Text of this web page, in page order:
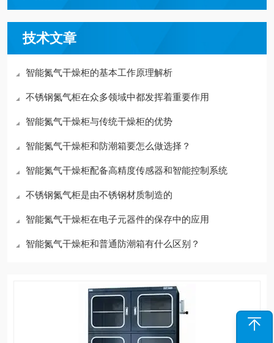
技术文章
智能氮气干燥柜的基本工作原理解析
不锈钢氮气柜在众多领域中都发挥着重要作用
智能氮气干燥柜与传统干燥柜的优势
智能氮气干燥柜和防潮箱要怎么做选择？
智能氮气干燥柜配备高精度传感器和智能控制系统
不锈钢氮气柜是由不锈钢材质制造的
智能氮气干燥柜在电子元器件的保存中的应用
智能氮气干燥柜和普通防潮箱有什么区别？